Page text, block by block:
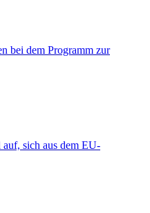
bei dem Programm zur
sich aus dem EU-